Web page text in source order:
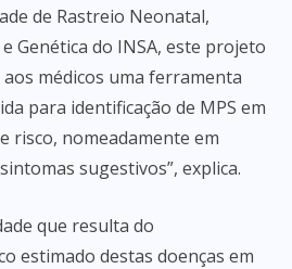
de Rastreio Neonatal,
Genética do INSA, este projeto
médicos uma ferramenta
para identificação de MPS em
risco, nomeadamente em
sugestivos”, explica.
que resulta do
estimado destas doenças em